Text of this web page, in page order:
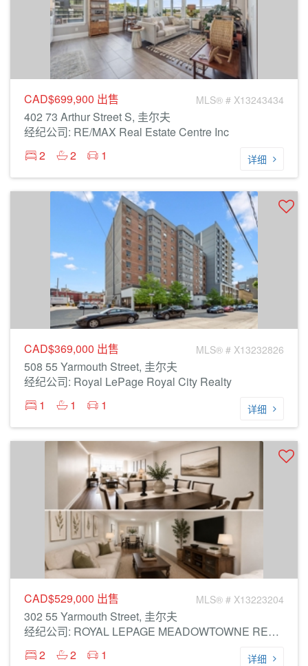
CAD$699,900 出售 MLS® # X13243434
402 73 Arthur Street S, 圭尔夫
经纪公司: RE/MAX Real Estate Centre Inc
2
2 1 详细
CAD$369,000 出售 MLS® # X13232826
508 55 Yarmouth Street, 圭尔夫
经纪公司: Royal LePage Royal City Realty
1
1 1 详细
CAD$529,000 出售 MLS® # X13223204
302 55 Yarmouth Street, 圭尔夫
经纪公司: ROYAL LEPAGE MEADOWTOWNE REALTY
2
2 1 详细